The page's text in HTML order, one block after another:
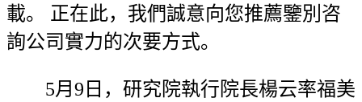
載。 正在此，我們誠意向您推薦鑒別咨
詢公司實力的次要方式。
5月9日，研究院執行院長楊云率福美